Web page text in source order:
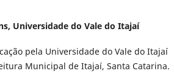
Universidade do Vale do Itajaí
pela Universidade do Vale do Itajaí
Municipal de Itajaí, Santa Catarina.